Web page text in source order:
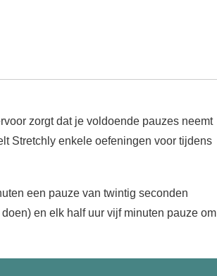
zorgt dat je voldoende pauzes neemt
Stretchly enkele oefeningen voor tijdens
een pauze van twintig seconden
en elk half uur vijf minuten pauze om